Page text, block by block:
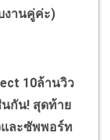
งานคู่ค่ะ)
10ล้านวิว
นกัน! สุดท้าย
และซัพพอร์ท